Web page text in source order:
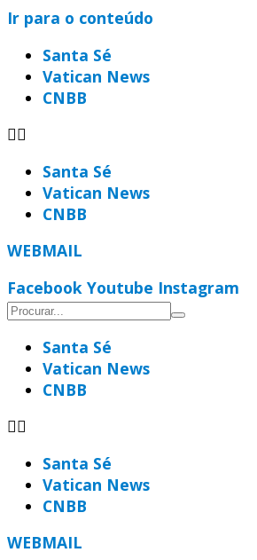
Ir para o conteúdo
Santa Sé
Vatican News
CNBB
Santa Sé
Vatican News
CNBB
WEBMAIL
Facebook Youtube Instagram
Santa Sé
Vatican News
CNBB
Santa Sé
Vatican News
CNBB
WEBMAIL